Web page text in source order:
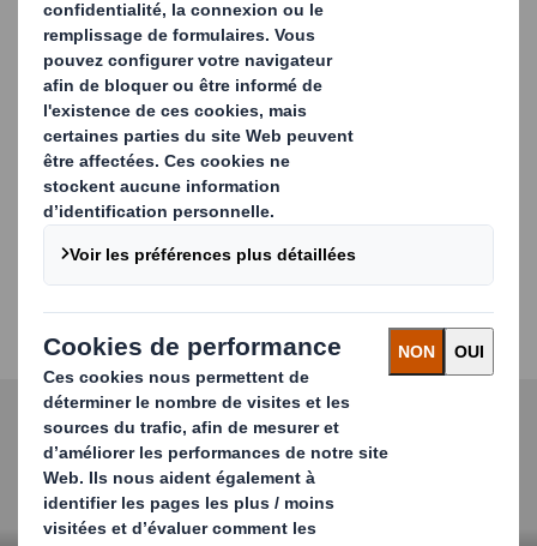
Ce webinaire se concentre sur la manière de libérer le
potentiel de durabilité des emballages pour
l'automatisation et l'électronique.
Il présente le soutien stratégique que DS Smith peut
apporter tout au long du cycle d'approvisionnement en
emballages, garantissant une réduction des coûts, la
protection des produits et l'efficacité de votre
entreprise. Il s'agit d'informations etd'une expertise
précieuseprovenant de leaders du secteur et de
spécialistes de DS Smith.
Carousel. Use previous and next buttons to move